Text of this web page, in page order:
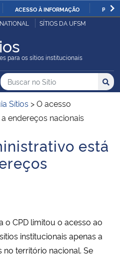
IR
O
ACESSO À INFORMAÇÃO
SÍTIOS DA UFSM
para os sítios institucionais
Sítio
Busca
Buscar no no Sítio
Busca:
Sítios >O acesso
endereços nacionais
está
o CPD limitou o acesso ao
institucionais apenas a
território nacional. Se